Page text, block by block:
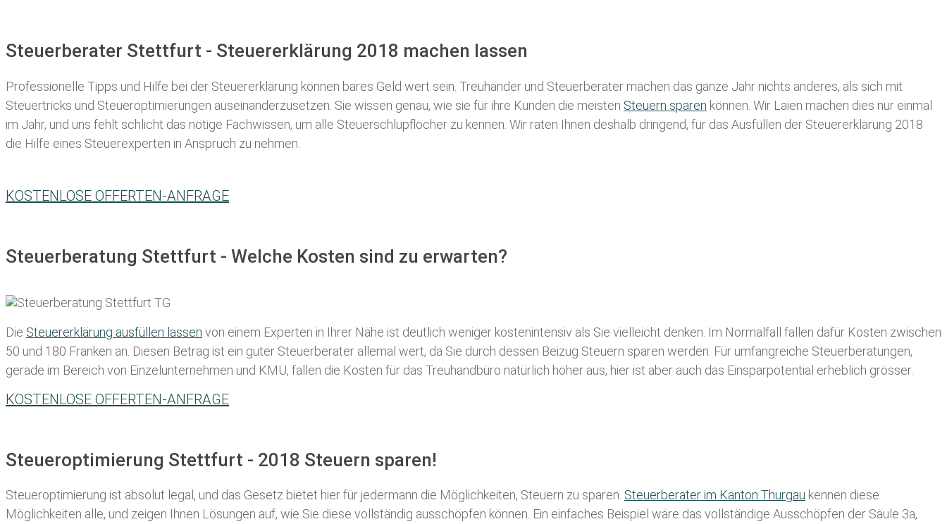
Steuerberater Stettfurt - Steuererklärung 2018 machen lassen
Professionelle Tipps und Hilfe bei der Steuererklärung können bares Geld wert sein. Treuhänder und Steuerberater machen das ganze Jahr nichts anderes, als sich mit
Steuertricks und Steueroptimierungen auseinanderzusetzen. Sie wissen genau, wie sie für ihre Kunden die meisten Steuern sparen können. Wir Laien machen dies nur einmal
im Jahr, und uns fehlt schlicht das nötige Fachwissen, um alle Steuerschlupflöcher zu kennen. Wir raten Ihnen deshalb dringend, für das Ausfüllen der Steuererklärung 2018
die Hilfe eines Steuerexperten in Anspruch zu nehmen.
KOSTENLOSE OFFERTEN-ANFRAGE
Steuerberatung Stettfurt - Welche Kosten sind zu erwarten?
Die Steuererklärung ausfüllen lassen von einem Experten in Ihrer Nähe ist deutlich weniger kostenintensiv als Sie vielleicht denken. Im Normalfall fallen dafür Kosten zwischen
50 und 180 Franken an. Diesen Betrag ist ein guter Steuerberater allemal wert, da Sie durch dessen Beizug Steuern sparen werden. Für umfangreiche Steuerberatungen,
gerade im Bereich von Einzelunternehmen und KMU, fallen die Kosten für das Treuhandbüro natürlich höher aus, hier ist aber auch das Einsparpotential erheblich grösser.
KOSTENLOSE OFFERTEN-ANFRAGE
Steueroptimierung Stettfurt - 2018 Steuern sparen!
Steueroptimierung ist absolut legal, und das Gesetz bietet hier für jedermann die Möglichkeiten, Steuern zu sparen. Steuerberater im K anton Thurgau kennen diese
Möglichkeiten alle, und zeigen Ihnen Lösungen auf, wie Sie diese vollständig ausschöpfen können. Ein einfaches Beispiel wäre das vollständige Ausschöpfen der Säule 3a,